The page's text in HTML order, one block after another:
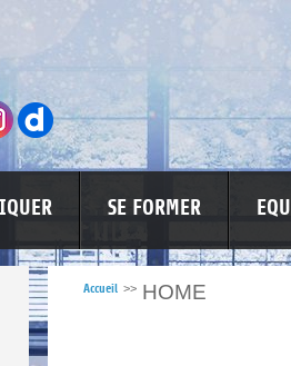
SE FORMER
LUTTE CONTRE LES VIOLENCES
Accueil >> HOME